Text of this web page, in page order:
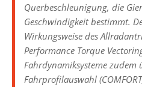
Querbeschleunigung, die
Geschwindigkeit bestimmt.
Wirkungsweise des
Performance Torque
Fahrdynamiksysteme zudem
Fahrprofilauswahl